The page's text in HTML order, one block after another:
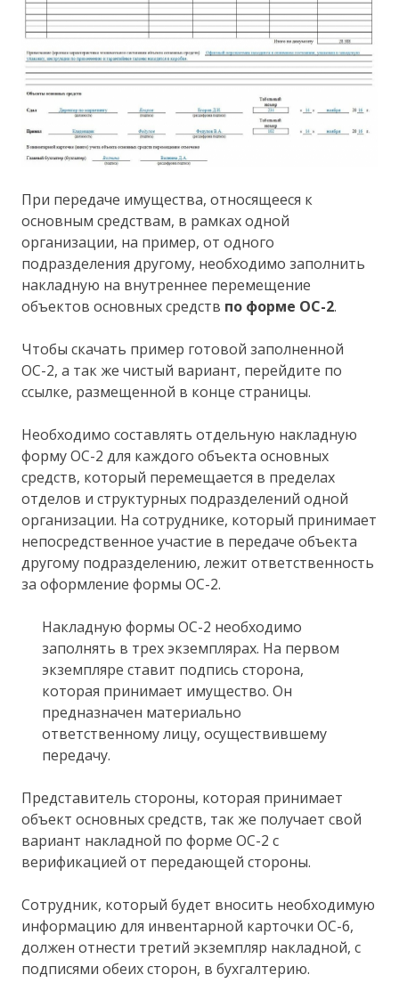
При передаче имущества, относящееся к
основным средствам, в рамках одной
организации, на пример, от одного
подразделения другому, необходимо заполнить
накладную на внутреннее перемещение
объектов основных средств по форме ОС-2.
Чтобы скачать пример готовой заполненной
ОС-2, а так же чистый вариант, перейдите по
ссылке, размещенной в конце страницы.
Необходимо составлять отдельную накладную
форму ОС-2 для каждого объекта основных
средств, который перемещается в пределах
отделов и структурных подразделений одной
организации. На сотруднике, который принимает
непосредственное участие в передаче объекта
другому подразделению, лежит ответственность
за оформление формы ОС-2.
Накладную формы ОС-2 необходимо
заполнять в трех экземплярах. На первом
экземпляре ставит подпись сторона,
которая принимает имущество. Он
предназначен материально
ответственному лицу, осуществившему
передачу.
Представитель стороны, которая принимает
объект основных средств, так же получает свой
вариант накладной по форме ОС-2 с
верификацией от передающей стороны.
Сотрудник, который будет вносить необходимую
информацию для инвентарной карточки ОС-6,
должен отнести третий экземпляр накладной, с
подписями обеих сторон, в бухгалтерию.